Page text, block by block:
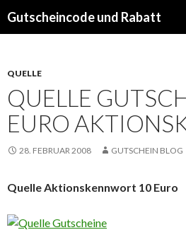
Gutscheincode und Rabatt
QUELLE
QUELLE
EURO
28. FEBRUAR 2008 GUTSCHEIN BLOG
Quelle Aktionskennwort 10 Euro